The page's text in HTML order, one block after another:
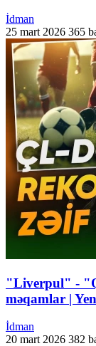
İdman
25 mart 2026 365
"Liverpul" -
məqamlar |
İdman
20 mart 2026 382